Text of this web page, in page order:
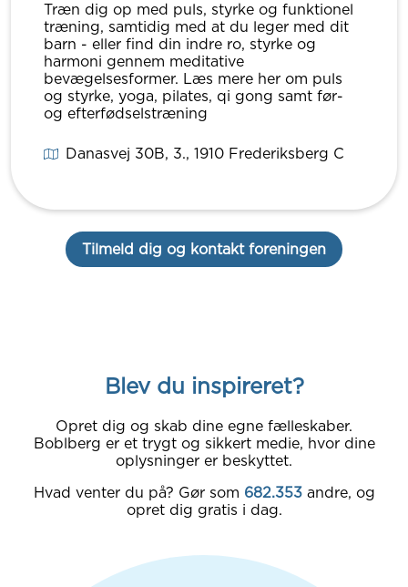
Træn dig op med puls, styrke og funktionel
træning, samtidig med at du leger med dit
barn - eller find din indre ro, styrke og
harmoni gennem meditative
bevægelsesformer. Læs mere her om puls
og styrke, yoga, pilates, qi gong samt før-
og efterfødselstræning
Danasvej 30B, 3., 1910Frederiksberg C
Tilmeld dig og kontakt foreningen
Blev du inspireret?
Opret dig og skab dine egne fælleskaber.
Boblberg er et trygt og sikkert medie, hvor dine
oplysninger er beskyttet.
Hvad venter du på? Gør som 682.353 andre, og
opret dig gratis i dag.